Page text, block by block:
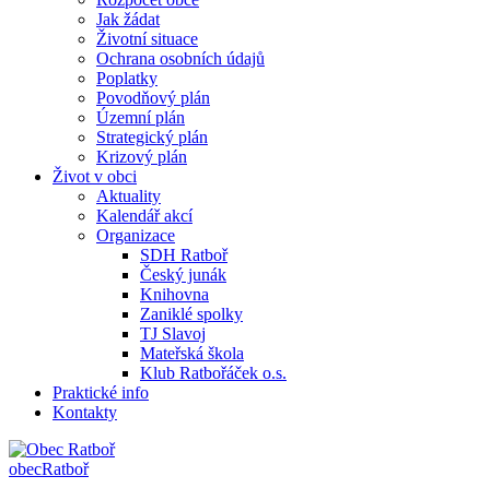
Jak žádat
Životní situace
Ochrana osobních údajů
Poplatky
Povodňový plán
Územní plán
Strategický plán
Krizový plán
Život v obci
Aktuality
Kalendář akcí
Organizace
SDH Ratboř
Český junák
Knihovna
Zaniklé spolky
TJ Slavoj
Mateřská škola
Klub Ratbořáček o.s.
Praktické info
Kontakty
obecRatboř